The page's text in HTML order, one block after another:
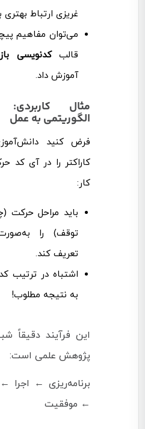
غریزی ارتباط بهتری
می‌توان مفاهیم
قالبکدنویسی
آموزش داد.
مثال
الگوریتمی به عمل
فرض کنید
کاراکتر را در آی کد
کار:
باید مراحل حرکت
توقف) را
تعریف کند.
اشتباه در ترتیب
به نتیجه مطلوب!
این فرآیند دقیقاً
پژوهش علمی است:
برنامه‌ریزی ← اجرا
← موفقیت